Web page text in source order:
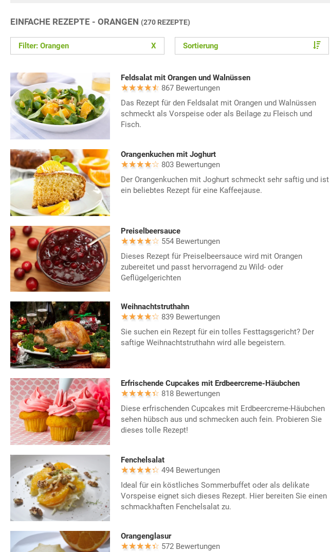
EINFACHE REZEPTE - ORANGEN (270 REZEPTE)
Filter: Orangen X Sortierung
Feldsalat mit Orangen und Walnüssen
867 Bewertungen
Das Rezept für den Feldsalat mit Orangen und Walnüssen
schmeckt als Vorspeise oder als Beilage zu Fleisch und
Fisch.
Orangenkuchen mit Joghurt
803 Bewertungen
Der Orangenkuchen mit Joghurt schmeckt sehr saftig und ist
ein beliebtes Rezept für eine Kaffeejause.
Preiselbeersauce
554 Bewertungen
Dieses Rezept für Preiselbeersauce wird mit Orangen
zubereitet und passt hervorragend zu Wild- oder
Geflügelgerichten
Weihnachtstruthahn
839 Bewertungen
Sie suchen ein Rezept für ein tolles Festtagsgericht? Der
saftige Weihnachtstruthahn wird alle begeistern.
Erfrischende Cupcakes mit Erdbeercreme-Häubchen
818 Bewertungen
Diese erfrischenden Cupcakes mit Erdbeercreme-Häubchen
sehen hübsch aus und schmecken auch fein. Probieren Sie
dieses tolle Rezept!
Fenchelsalat
494 Bewertungen
Ideal für ein köstliches Sommerbuffet oder als delikate
Vorspeise eignet sich dieses Rezept. Hier bereiten Sie einen
schmackhaften Fenchelsalat zu.
Orangenglasur
572 Bewertungen